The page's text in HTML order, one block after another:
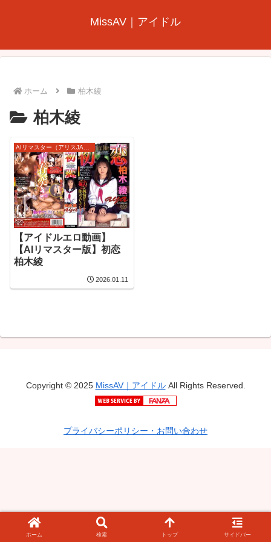
MissAV｜アイドル
ホーム 柏木綾
柏木綾
AIリマスター（アリスJAPAN）
【アイドルエロ動画】
【AIリマスター版】初恋
柏木綾
2026.01.11
Copyright © 2025 MissAV｜アイドルAll Rights Reserved.
プライバシーポリシー・お問い合わせ
ホーム 検索 トップ サイドバー